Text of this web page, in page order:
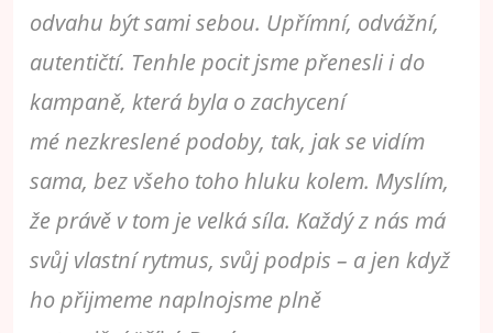
odvahu býtsami sebou. Upřímní, odvážní,
autentičtí. Tenhle pocit jsme přenesli i do
kampaně, která byla o zachycení
ménezkreslené podoby, tak, jak se vidím
sama, bez všeho toho hluku kolem. Myslím,
že právě v tom je velká síla. Každý z nás má
svůj vlastní rytmus, svůj podpis – a jen když
ho přijmeme naplnojsme plně